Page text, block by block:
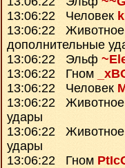
13:06:22 Человек
13:06:22 Животное
дополнительные
13:06:22 Эльф
13:06:22 Гном
13:06:22 Человек
13:06:22 Животное
удары
13:06:22 Животное
удары
13:06:22 Гном